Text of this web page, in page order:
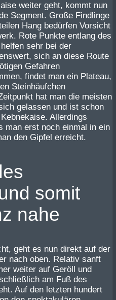
weiter geht, kommt nun
Segment. Große Findlinge
Hang bedürfen Vorsicht
Rote Punkte entlang des
sehr bei der
sich an diese Route
Gefahren
findet man ein Plateau,
Steinhäufchen
hat man die meisten
gelassen und ist schon
Allerdings
man erst noch einmal in ein
den Gipfel erreicht.
somit
nahe
geht es nun direkt auf der
nach oben. Relativ sanft
weiter auf Geröll und
am Fuß des
Auf den letzten hundert